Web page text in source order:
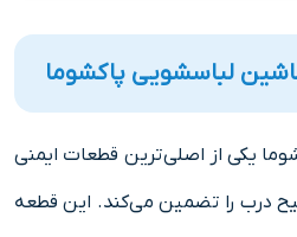
لباسشویی پاکشوما
یکی از اصلی‌ترین قطعات ایمنی
درب را تضمین می‌کند. این قطعه